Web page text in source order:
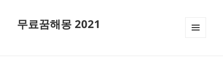
무료꿈해몽 2021